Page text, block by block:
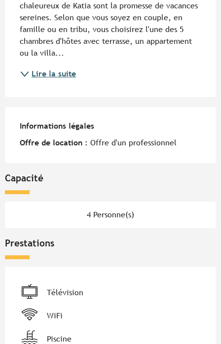
chaleureux de Katia sont la promesse de vacances
sereines. Selon que vous soyez en couple, en
famille ou en tribu, vous choisirez l'une des 5
chambres d'hôtes avec terrasse, un appartement
ou la villa...
Lire la suite
Informations légales
Informations légales
Offre de location : Offre d'un professionnel
Capacité
4 Personne(s)
Prestations
Télévision
WiFi
Piscine